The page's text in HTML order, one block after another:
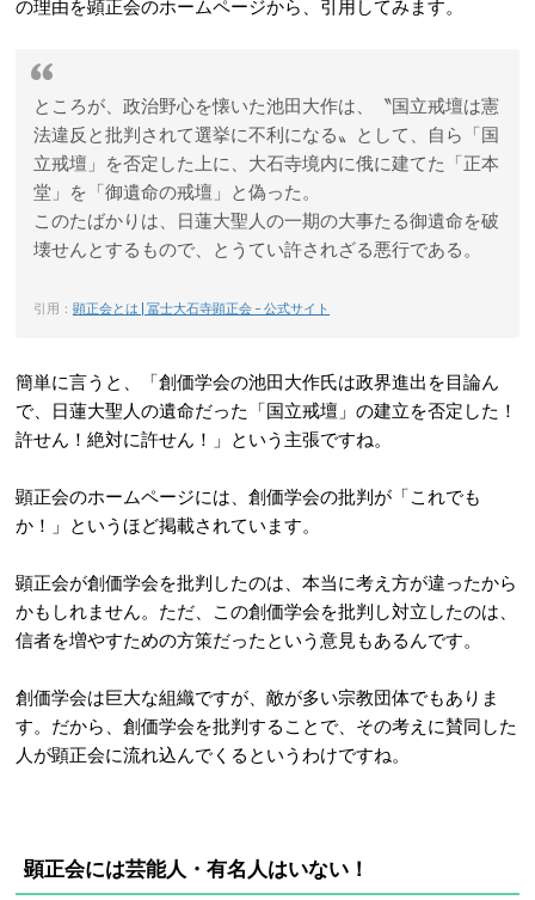
の理由を顕正会のホームページから、引用してみます。
ところが、政治野心を懐いた池田大作は、〝国立戒壇は憲
法違反と批判されて選挙に不利になる〟として、自ら「国
立戒壇」を否定した上に、大石寺境内に俄に建てた「正本
堂」を「御遺命の戒壇」と偽った。
このたばかりは、日蓮大聖人の一期の大事たる御遺命を破
壊せんとするもので、とうてい許されざる悪行である。
引用： 顕正会とは | 冨士大石寺顕正会 – 公式サイト
簡単に言うと、「創価学会の池田大作氏は政界進出を目論ん
で、日蓮大聖人の遺命だった「国立戒壇」の建立を否定した！
許せん！絶対に許せん！」という主張ですね。
顕正会のホームページには、創価学会の批判が「これでも
か！」というほど掲載されています。
顕正会が創価学会を批判したのは、本当に考え方が違ったから
かもしれません。ただ、この創価学会を批判し対立したのは、
信者を増やすための方策だったという意見もあるんです。
創価学会は巨大な組織ですが、敵が多い宗教団体でもありま
す。だから、創価学会を批判することで、その考えに賛同した
人が顕正会に流れ込んでくるというわけですね。
顕正会には芸能人・有名人はいない！